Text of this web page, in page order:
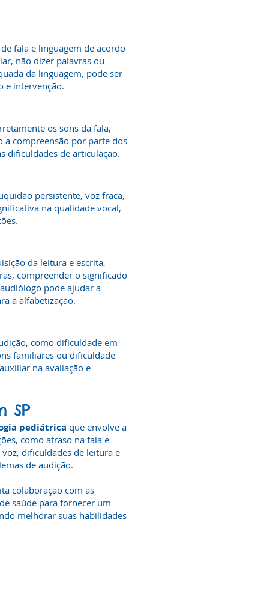
fala e linguagem de acordo
não dizer palavras ou
da linguagem, pode ser
e intervenção.
os sons da fala,
compreensão por parte dos
dificuldades de articulação.
persistente, voz fraca,
na qualidade vocal,
da leitura e escrita,
compreender o significado
pode ajudar a
a alfabetização.
como dificuldade em
familiares ou dificuldade
na avaliação e
SP
pediátrica que envolve a
como atraso na fala e
dificuldades de leitura e
de audição.
colaboração com as
saúde para fornecer um
melhorar suas habilidades